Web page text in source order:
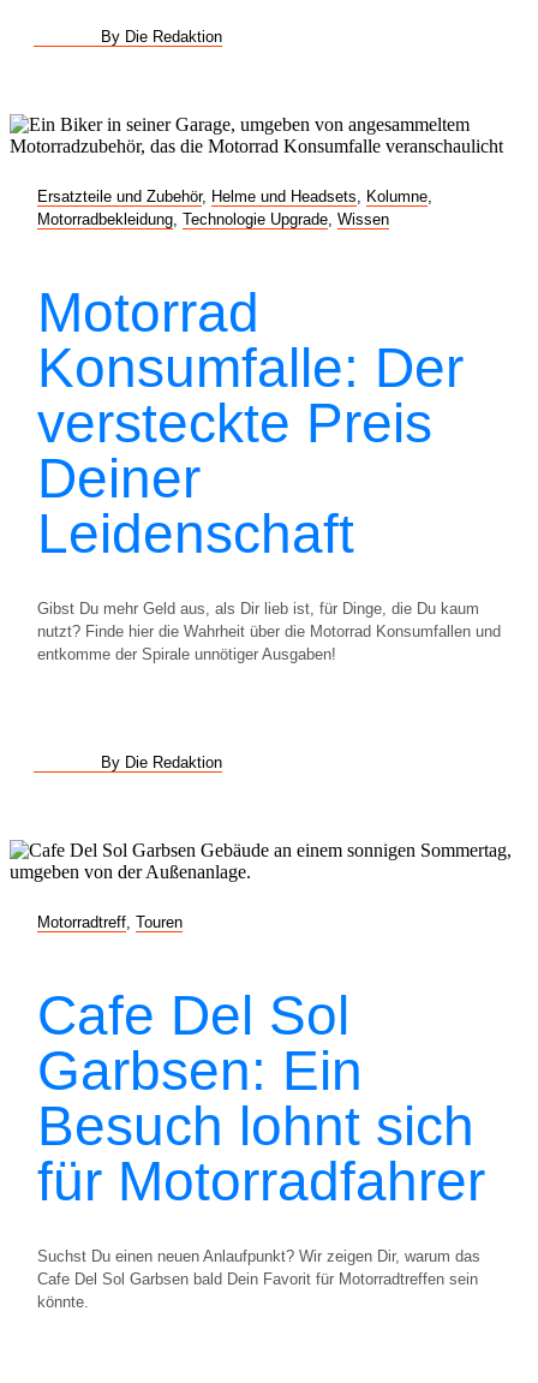
By Die Redaktion
Ersatzteile und Zubehör, Helme und Headsets Kolumne
Motorradbekleidung Technologie Upgrade Wissen
Motorrad
Konsumfalle: Der
versteckte Preis
Deiner
Leidenschaft
Gibst Du mehr Geld aus, als Dir lieb ist, für Dinge, die Du kaum
nutzt? Finde hier die Wahrheit über die Motorrad Konsumfallen und
entkomme der Spirale unnötiger Ausgaben!
By Die Redaktion
Motorradtreff Touren
Cafe Del Sol
Garbsen: Ein
Besuch lohnt sich
für Motorradfahrer
Suchst Du einen neuen Anlaufpunkt? Wir zeigen Dir, warum das
Cafe Del Sol Garbsen bald Dein Favorit für Motorradtreffen sein
könnte.